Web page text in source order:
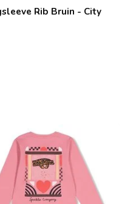
Rib Bruin - City